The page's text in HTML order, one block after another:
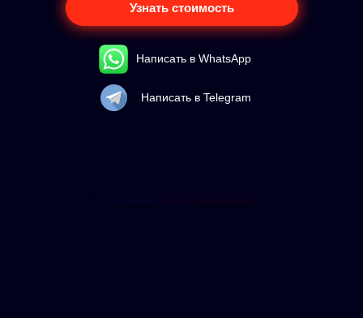
Узнать стоимость
Написать в Telegram
Написать в WhatsApp